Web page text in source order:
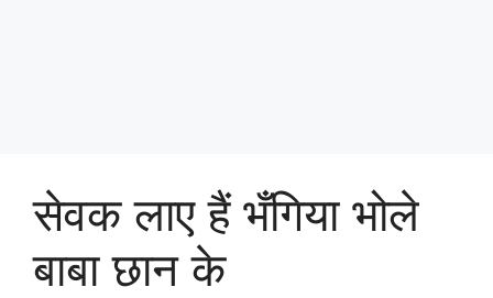
सेवक लाए हैं भँगिया भोले
बाबा छान के